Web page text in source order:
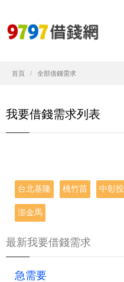
首頁 全部借錢需求
我要借錢需求列表
台北基隆 桃竹苗 中彰投
澎金馬
最新我要借錢需求
急需要